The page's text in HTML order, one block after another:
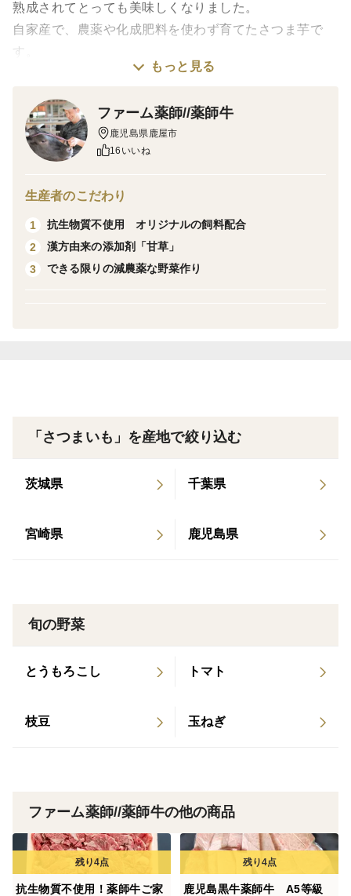
熟成されてとっても美味しくなりました。
自家産で、農薬や化成肥料を使わず育てたさつま芋で
す。
約300g～400g程で真空パックしてあります。
お芋の品種は紅はるかです。
冷蔵でのお届けになります、冷えたまま召し上がっても
トースターなどで3分～5分程焼いてお召し上がりいただ
いてもとても美味しいです。
もっと見る
ファーム薬師//薬師牛
鹿児島県鹿屋市
16いいね
生産者のこだわり
1
抗生物質不使用 オリジナルの飼料配合
2
漢方由来の添加剤「甘草」
3
できる限りの減農薬な野菜作り
「さつまいも」を産地で絞り込む
茨城県 千葉県
宮崎県 鹿児島県
旬の野菜
とうもろこし トマト
枝豆 玉ねぎ
ファーム薬師//薬師牛の他の商品
抗生物質不使用！薬師牛ご家 鹿児島黒牛薬師牛 A5等級